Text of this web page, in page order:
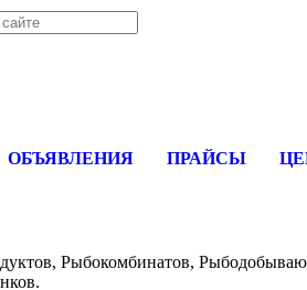
ОБЪЯВЛЕНИЯ ПРАЙСЫ
Рыбокомбинатов,